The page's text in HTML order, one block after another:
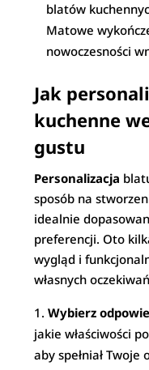
blatów
Matowe
nowoczesności
Jak
kuchenne
gustu
Personalizacja
sposób na
idealnie
preferencji. Oto
wygląd i
własnych
Wybierz
jakie właściwości
aby spełniał Twoje